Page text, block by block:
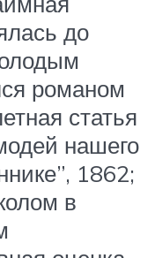
до
романом
статья
нашего
1862;
в